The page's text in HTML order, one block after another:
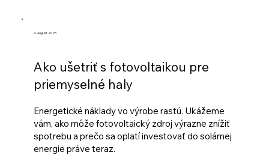
4. august 2025
Ako ušetriť s fotovoltaikou pre
priemyselné haly
Energetické náklady vo výrobe rastú. Ukážeme
vám, ako môže fotovoltaický zdroj výrazne znížiť
spotrebu a prečo sa oplatí investovať do solárnej
energie práve teraz.